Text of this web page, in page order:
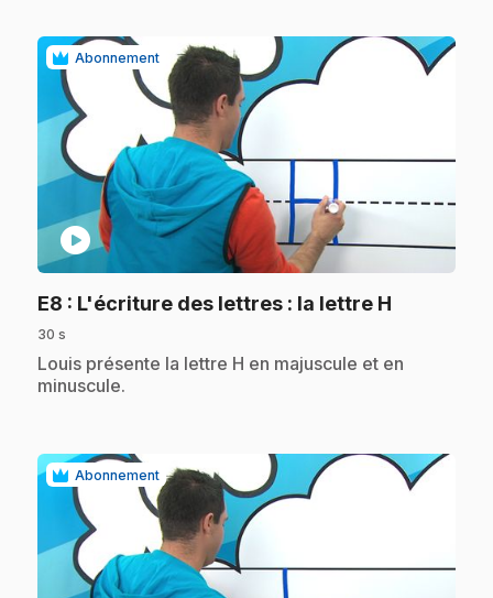
Abonnement
play_circle
E8 : L'écriture des lettres : la lettre H
30 s
.Louis présente la lettre H en majuscule et en
minuscule.
Abonnement